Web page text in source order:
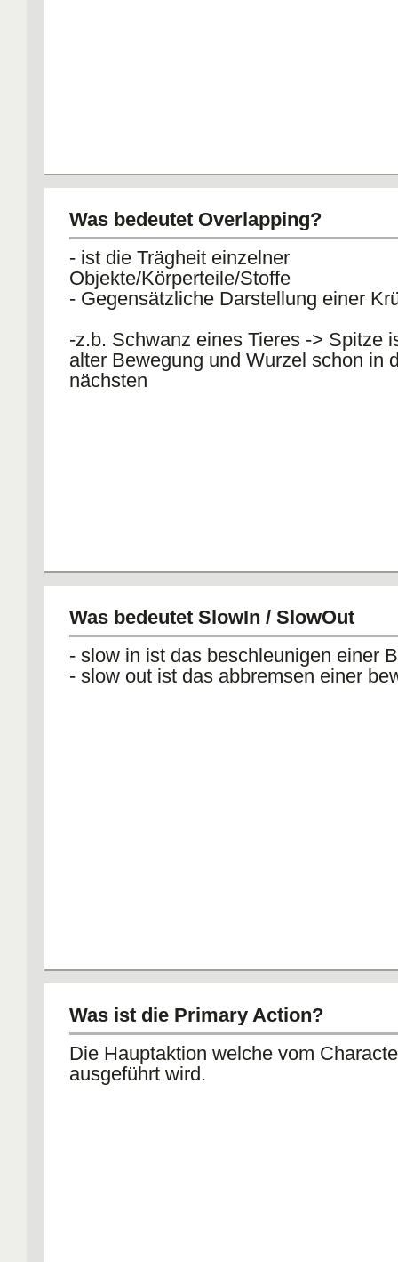
Was bedeutet Overlapping?
- ist die Trägheit einzelner
Objekte/Körperteile/Stoffe
- Gegensätzliche Darstellung einer
-z.b. Schwanz eines Tieres -> Spitze
alter Bewegung und Wurzel schon in
nächsten
Was bedeutet SlowIn / SlowOut
- slow in ist das beschleunigen einer
- slow out ist das abbremsen einer
Was ist die Primary Action?
Die Hauptaktion welche vom
ausgeführt wird.